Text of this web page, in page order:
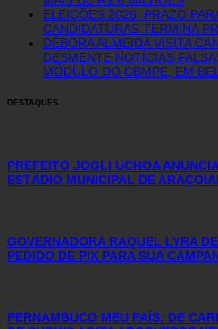
ELEIÇÕES 2026: PRAZO
CANDIDATURAS TERMINA
DÉBORA ALMEIDA VISITA
DESMENTE NOTÍCIAS
MÓDULO DO CBMPE, EM
DESTAQUES
PREFEITO JOGLI UCHOA
ESTÁDIO MUNICIPAL DE
GOVERNADORA RAQUEL LYRA
PEDIDO DE PIX PARA SUA
PERNAMBUCO MEU PAÍS: DE